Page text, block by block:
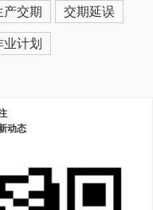
产交期 交期延误
计划
动态